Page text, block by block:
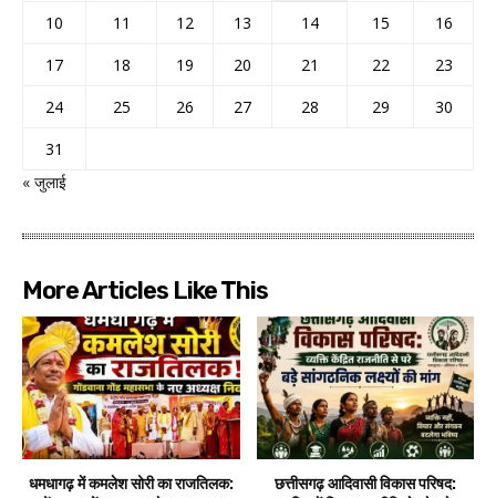
10
11 12 13 14 15
16
17
18 19 20 21 22
23
24
25 26 27 28 29
30
31
« जुलाई
More Articles Like This
धमधागढ़ में कमलेश सोरी का राजतिलक:
छत्तीसगढ़ आदिवासी विकास परिषद: